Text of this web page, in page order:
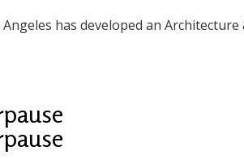
has developed an